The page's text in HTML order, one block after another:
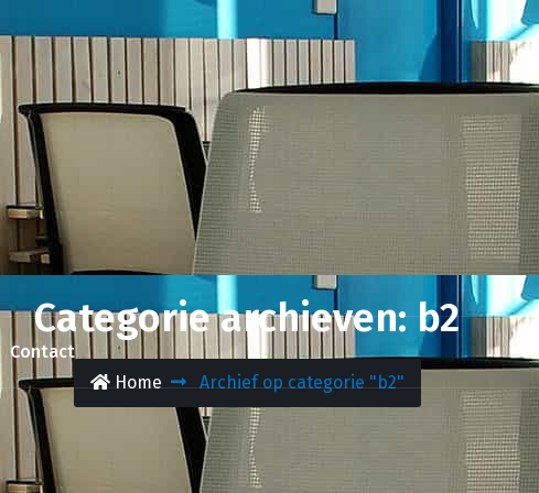
Contact
Categorie archieven: b2
Home Archief op categorie "b2"